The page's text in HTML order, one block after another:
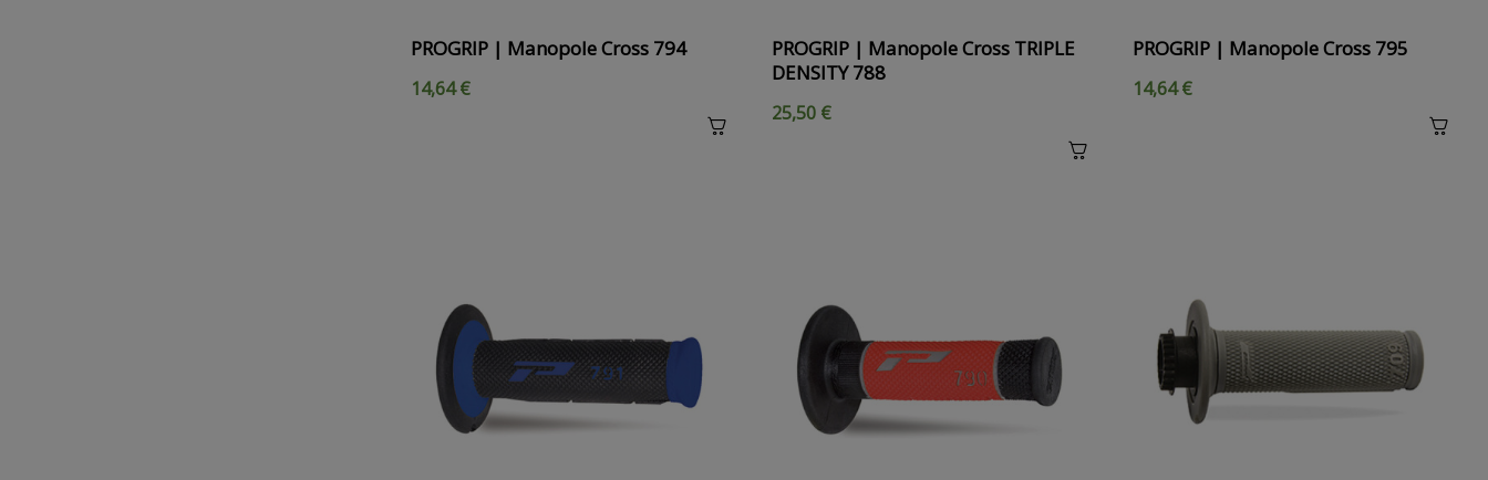
PROGRIP | Manopole Cross 794
14,64 €
PROGRIP | Manopole Cross TRIPLE
DENSITY 788
25,50 €
PROGRIP | Manopole Cross 795
14,64 €